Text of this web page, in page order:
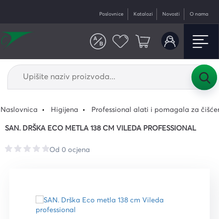
Poslovnice Katalozi Novosti O nama
Naslovnica Higijena Professional alati i pomagala za
SAN. DRŠKA ECO METLA 138 CM VILEDA PROFESSIONAL
Od 0 ocjena